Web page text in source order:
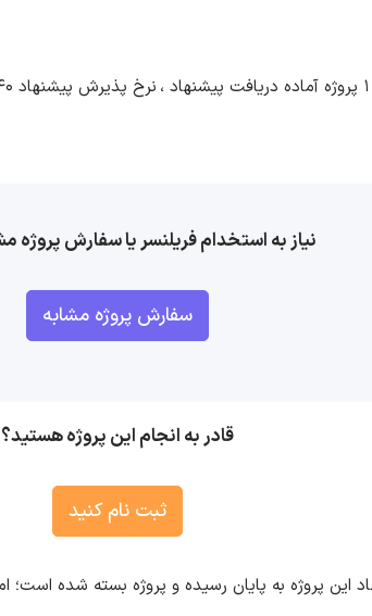
1 پروژه آماده دریافت پیشنهاد ، نرخ پذیرش پیشنهاد 40%
نیاز به استخدام فریلنسر یا سفارش پروژه
سفارش پروژه مشابه
قادر به انجام این پروژه هستید؟
ثبت نام کنید
این پروژه به پایان رسیده و پروژه بسته شده